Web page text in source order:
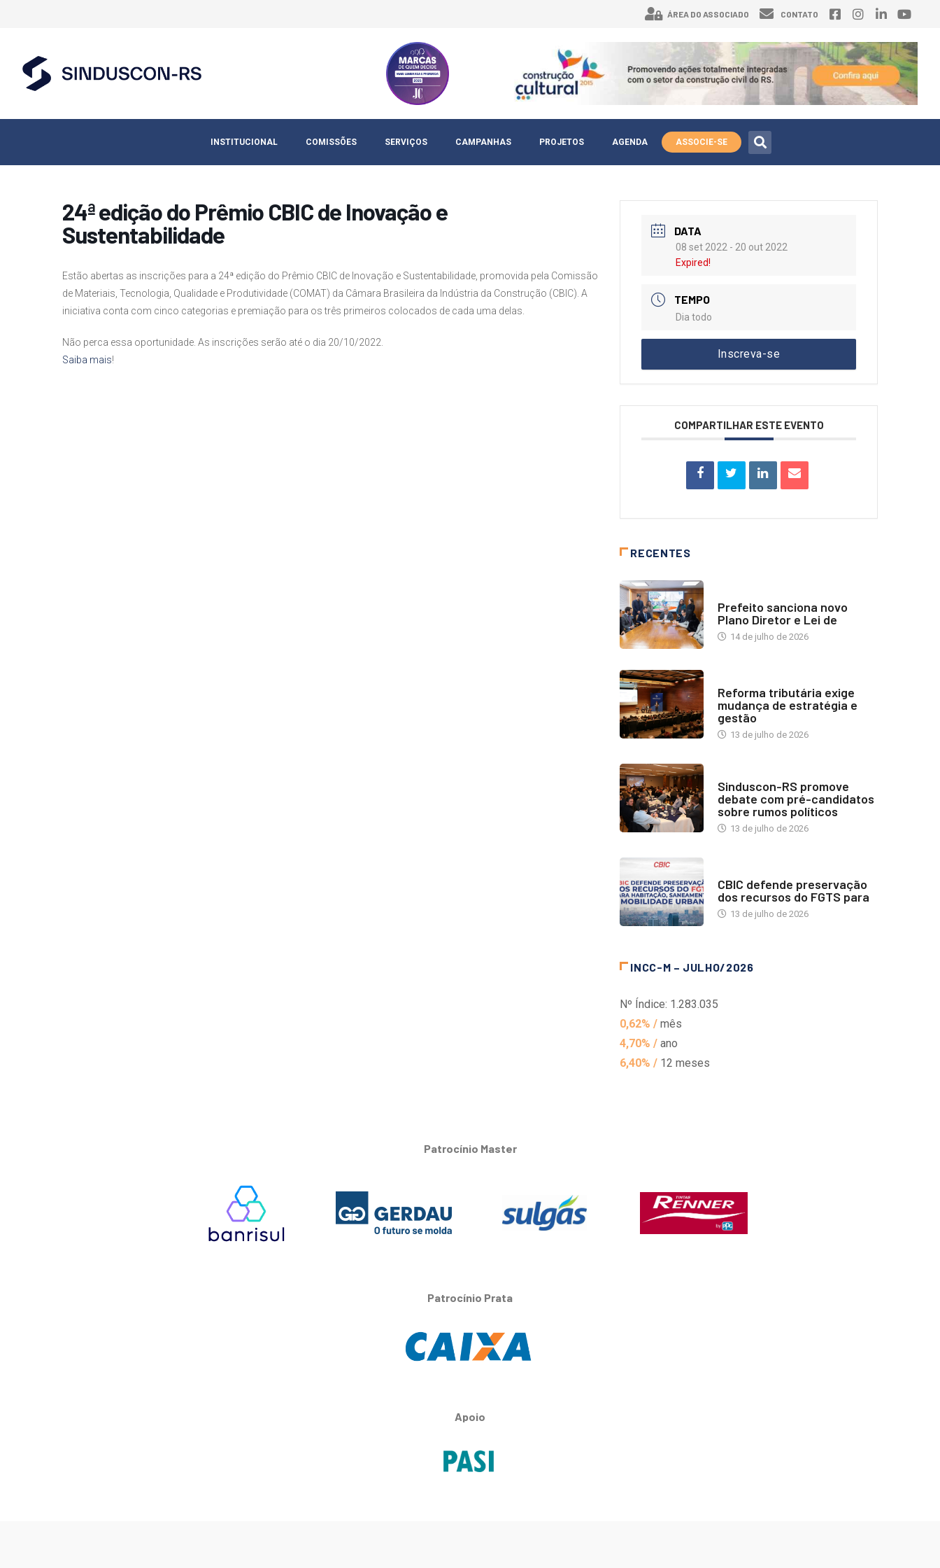
ÁREA DO ASSOCIADO CONTATO
INSTITUCIONAL COMISSÕES SERVIÇOS CAMPANHAS PROJETOS AGENDA ASSOCIE-SE
24ª edição do Prêmio CBIC de Inovação e
Sustentabilidade
Estão abertas as inscrições para a 24ª edição do Prêmio CBIC de Inovação e Sustentabilidade, promovida pela Comissão
de Materiais, Tecnologia, Qualidade e Produtividade (COMAT) da Câmara Brasileira da Indústria da Construção (CBIC). A
iniciativa conta com cinco categorias e premiação para os três primeiros colocados de cada uma delas.
Não perca essa oportunidade. As inscrições serão até o dia 20/10/2022.
Saiba mais!
DATA
08 set 2022 - 20 out 2022
Expired!
TEMPO
Dia todo
Inscreva-se
COMPARTILHAR ESTE EVENTO
RECENTES
Prefeito sanciona novo
Plano Diretor e Lei de
14 de julho de 2026
Reforma tributária exige
mudança de estratégia e
gestão
13 de julho de 2026
Sinduscon-RS promove
debate com pré-candidatos
sobre rumos políticos
13 de julho de 2026
CBIC defende preservação
dos recursos do FGTS para
13 de julho de 2026
INCC-M – JULHO/2026
Nº Índice: 1.283.035
0,62% /mês
4,70% /ano
6,40% / 12 meses
Patrocínio Master
Patrocínio Prata
Apoio